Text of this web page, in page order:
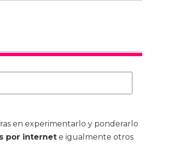
en experimentarlo y ponderarlo
por internet e igualmente otros